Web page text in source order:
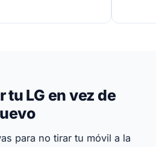
tu LG en vez de
para no tirar tu móvil a la